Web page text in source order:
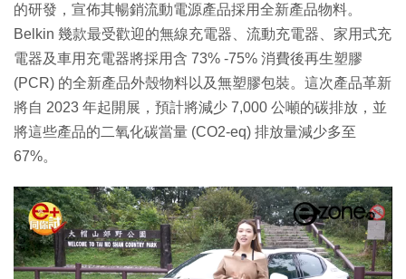
的研發，宣佈其暢銷流動電源產品採用全新產品物料。
Belkin 幾款最受歡迎的無線充電器、流動充電器、家用式充
電器及車用充電器將採用含 73% -75% 消費後再生塑膠
(PCR) 的全新產品外殼物料以及無塑膠包裝。這次產品革新
將自 2023 年起開展，預計將減少 7,000 公噸的碳排放，並
將這些產品的二氧化碳當量 (CO2-eq) 排放量減少多至
67%。